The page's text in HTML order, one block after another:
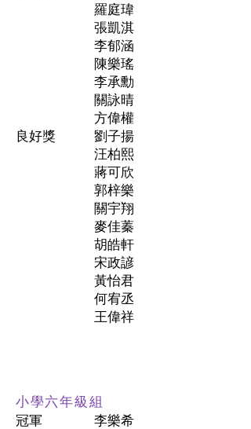
良好獎
羅庭瑋
張凱淇
李郁涵
陳樂瑤
李承勳
關詠晴
方偉權
劉子揚
汪柏熙
蔣可欣
郭梓樂
關宇翔
麥佳蓁
胡皓軒
宋政諺
黃怡君
何宥丞
王偉祥
小學六年級組
冠軍
李樂希